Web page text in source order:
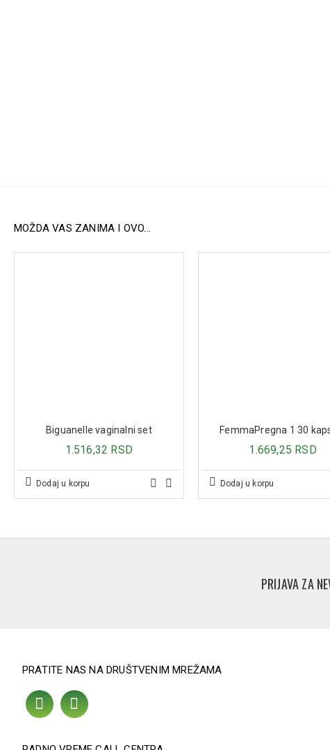
MOŽDA VAS ZANIMA I OVO...
Biguanelle vaginalni set
1.516,32 RSD
Dodaj u korpu
FemmaPregna 1 30
1.669,25 RSD
Dodaj u korpu
PRIJAVA ZA
PRATITE NAS NA DRUŠTVENIM MREŽAMA